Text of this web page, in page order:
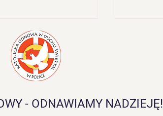
- ODNAWIAMY NADZIEJĘ!